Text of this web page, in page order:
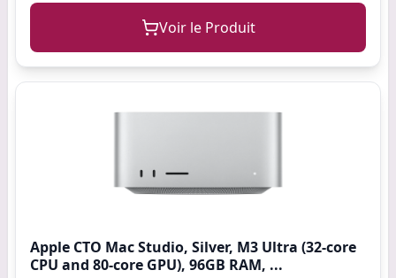
Voir le Produit
Apple CTO Mac Studio, Silver, M3 Ultra (32-core
CPU and 80-core GPU), 96GB RAM, ...